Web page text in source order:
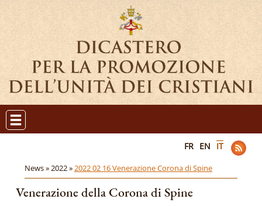
FR EN IT
News »2022 »2022 02 16 Venerazione Corona di Spine
Venerazione della Corona di Spine